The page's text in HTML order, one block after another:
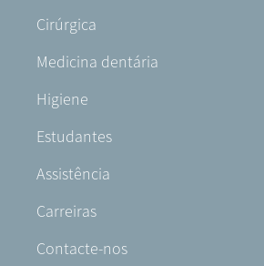
Footer
PT-
Cirúrgica
Medicina dentária
Higiene
Estudantes
Assistência
Carreiras
Contacte-nos